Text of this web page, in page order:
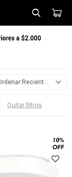
Recientes
Quitar filtros